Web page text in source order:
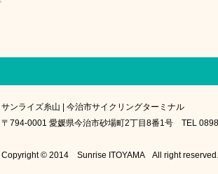
サンライズ糸山 | 今治市サイクリングターミナル
〒794-0001 愛媛県今治市砂場町2丁目8番1号 TEL
Copyright © 2014 Sunrise ITOYAMA All right